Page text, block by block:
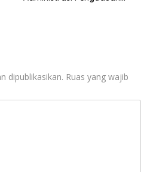
dipublikasikan. Ruas yang wajib